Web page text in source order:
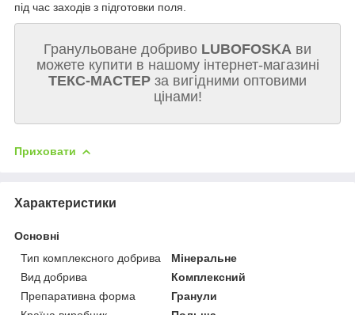
під час заходів з підготовки поля.
Гранульоване добриво LUBOFOSKA ви
можете купити в нашому інтернет-магазині
ТЕКС-МАСТЕР за вигідними оптовими
цінами!
Приховати
Характеристики
Основні
Тип комплексного добрива
Мінеральне
Вид добрива
Комплексний
Препаративна форма
Гранули